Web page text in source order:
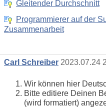
Gleitender Durchschnitt
Programmierer auf der
Zusammenarbeit
Carl Schreiber 2023.07.24
Wir können hier
Bitte editiere Deinen
(wird formatiert)